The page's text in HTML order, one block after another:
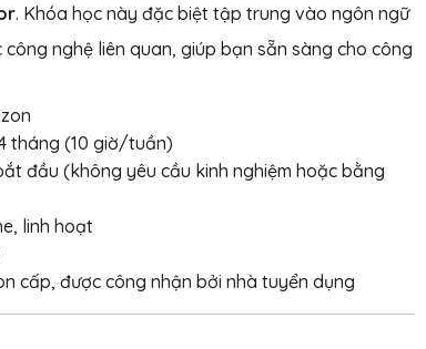
. Khóa học này đặc biệt tập trung vào ngôn ngữ
công nghệ liên quan, giúp bạn sẵn sàng cho công
tháng (10 giờ/tuần)
đầu (không yêu cầu kinh nghiệm hoặc bằng
linh hoạt
cấp, được công nhận bởi nhà tuyển dụng